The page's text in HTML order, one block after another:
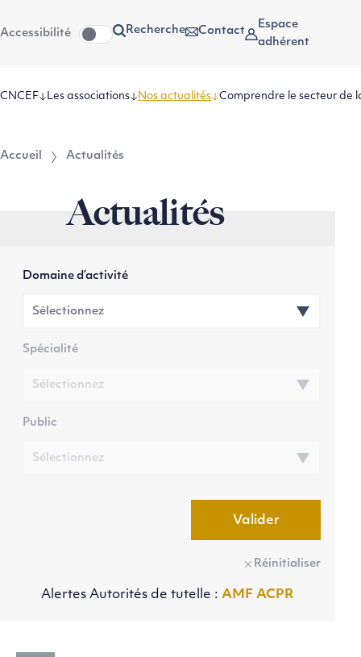
au
contenu
Accessibilité Recherche Contact
Espace
adhérent
CNCEF Les associations Nos actualités Comprendre le secteur de
Accueil Actualités
Actualités
Alertes Autorités de tutelle : AMF ACPR
Domaine d’activité
Spécialité
Public
Valider
Réinitialiser